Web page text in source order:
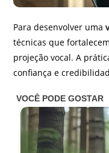
Para desenvolver uma
técnicas que
projeção vocal. A
confiança e